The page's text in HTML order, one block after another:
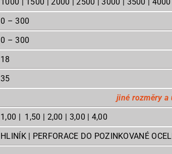
0 – 300
0 – 300
18
35
jiné rozměry a
1,00 | 1,50 | 2,00 | 3,00 | 4,00
HLINÍK | PERFORACE DO POZINKOVANÉ